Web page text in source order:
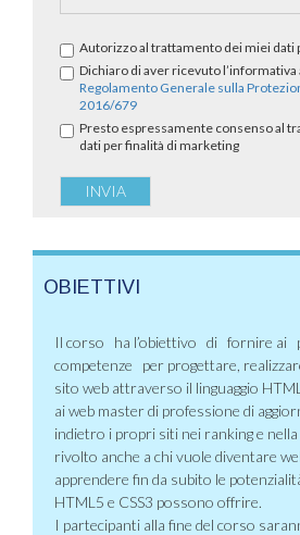
Autorizzo al trattamento dei miei dati
Dichiaro di aver ricevuto l’informativa
Regolamento Generale sulla
2016/679
Presto espressamente consenso al
dati per finalità di marketing
OBIETTIVI
Il corso ha l’obiettivo di fornire ai
competenze per progettare,
sito web attraverso il linguaggio
ai web master di professione di
indietro i propri siti nei ranking e
rivolto anche a chi vuole diventare
apprendere fin da subito le
HTML5 e CSS3 possono offrire.
I partecipanti alla fine del corso